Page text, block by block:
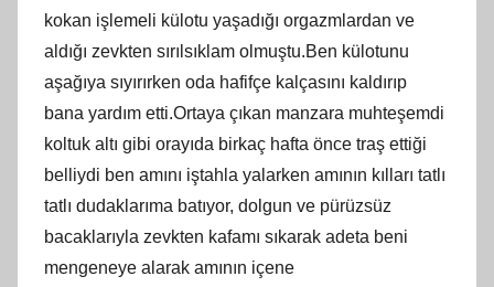
kokan işlemeli külotu yaşadığı orgazmlardan ve
aldığı zevkten sırılsıklam olmuştu.Ben külotunu
aşağıya sıyırırken oda hafifçe kalçasını kaldırıp
bana yardım etti.Ortaya çıkan manzara muhteşemdi
koltuk altı gibi orayıda birkaç hafta önce traş ettiği
belliydi ben amını iştahla yalarken amının kılları tatlı
tatlı dudaklarıma batıyor, dolgun ve pürüzsüz
bacaklarıyla zevkten kafamı sıkarak adeta beni
mengeneye alarak amının içene